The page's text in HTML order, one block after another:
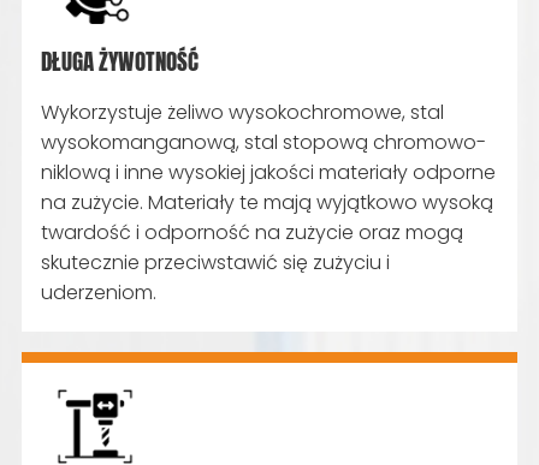
DŁUGA ŻYWOTNOŚĆ
Wykorzystuje żeliwo wysokochromowe, stal
wysokomanganową, stal stopową chromowo-
niklową i inne wysokiej jakości materiały odporne
na zużycie. Materiały te mają wyjątkowo wysoką
twardość i odporność na zużycie oraz mogą
skutecznie przeciwstawić się zużyciu i
uderzeniom.